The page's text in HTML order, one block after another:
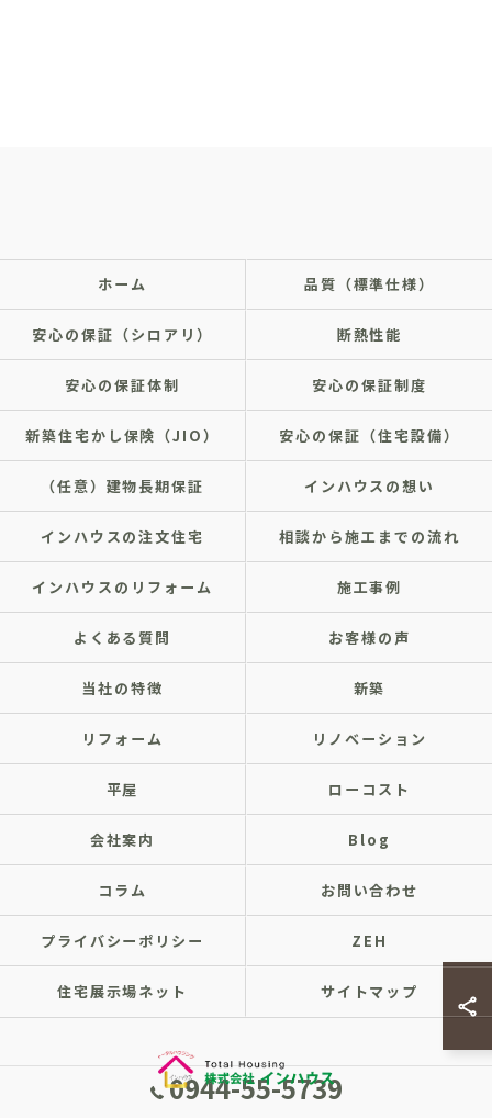
0944-55-5739
ホーム 品質（標準仕様）
安心の保証（シロアリ） 断熱性能
安心の保証体制 安心の保証制度
新築住宅かし保険（JIO） 安心の保証（住宅設備）
（任意）建物長期保証 インハウスの想い
インハウスの注文住宅 相談から施工までの流れ
インハウスのリフォーム 施工事例
よくある質問 お客様の声
当社の特徴 新築
リフォーム リノベーション
平屋 ローコスト
会社案内 Blog
コラム お問い合わせ
プライバシーポリシー ZEH
住宅展示場ネット サイトマップ